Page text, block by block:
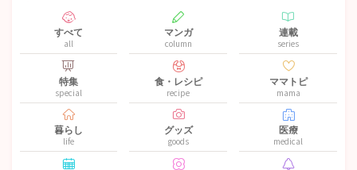
すべて
all
マンガ
column
連載
series
特集
special
食・レシピ
recipe
ママトピ
mama
暮らし
life
グッズ
goods
医療
medical